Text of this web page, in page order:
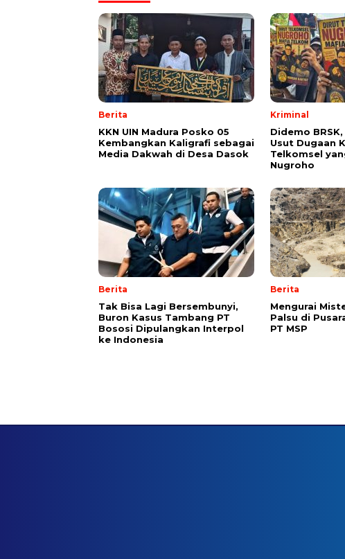
Berita
KKN UIN Madura Posko 05
Kembangkan Kaligrafi sebagai
Media Dakwah di Desa Dasok
Kriminal
Didemo
Usut Dugaan
Telkomsel
Nugroho
Berita
Tak Bisa Lagi Bersembunyi,
Buron Kasus Tambang PT
Bososi Dipulangkan Interpol
ke Indonesia
Berita
Mengurai
Palsu di
PT MSP